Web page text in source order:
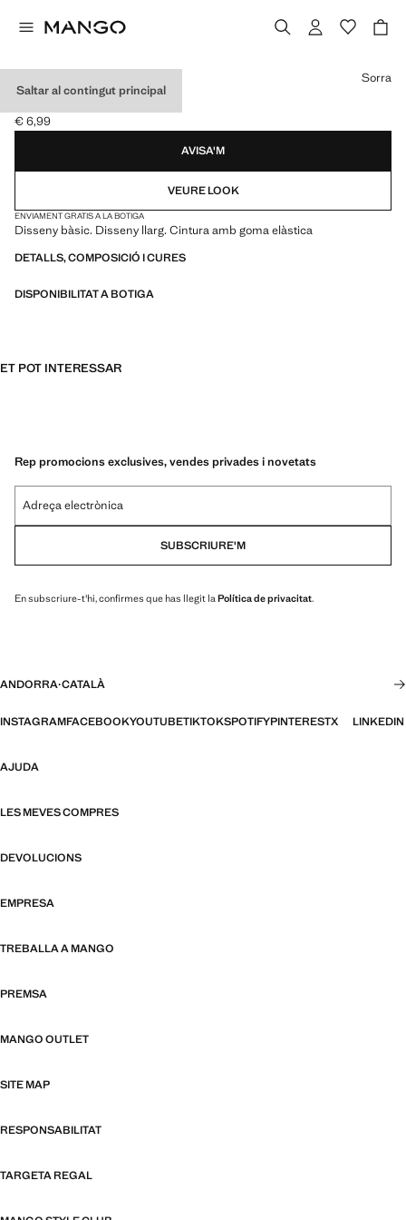
Saltar al contingut principal
MITGES COTÓ
Preu actual [€ 6,99 ]
€ 6,99
Selecciona un color
Sorra
AVISA'M
VEURE LOOK
ENVIAMENT GRATIS A LA BOTIGA
Disseny bàsic. Disseny llarg. Cintura amb goma elàstica
DETALLS, COMPOSICIÓ I CURES
DISPONIBILITAT A BOTIGA
ET POT INTERESSAR
Rep promocions exclusives, vendes privades i novetats
Adreça electrònica
SUBSCRIURE'M
En subscriure-t'hi, confirmes que has llegit la Política de privacitat.
ANDORRA·CATALÀ
INSTAGRAMFACEBOOKYOUTUBETIKTOKSPOTIFYPINTERESTX LINKEDIN
AJUDA
LES MEVES COMPRES
DEVOLUCIONS
EMPRESA
TREBALLA A MANGO
PREMSA
MANGO OUTLET
SITE MAP
RESPONSABILITAT
TARGETA REGAL